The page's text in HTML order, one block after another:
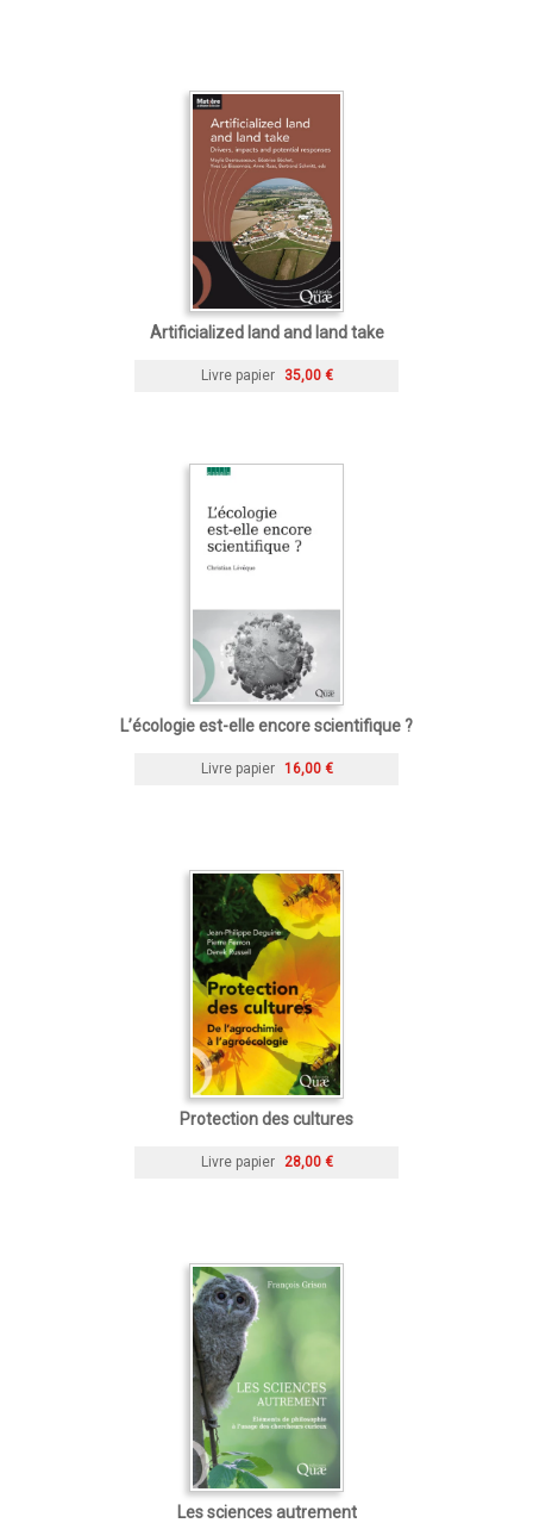
Artificialized land and land take
Livre papier 35,00 €
L’écologie est-elle encore scientifique ?
Livre papier 16,00 €
Protection des cultures
Livre papier 28,00 €
Les sciences autrement